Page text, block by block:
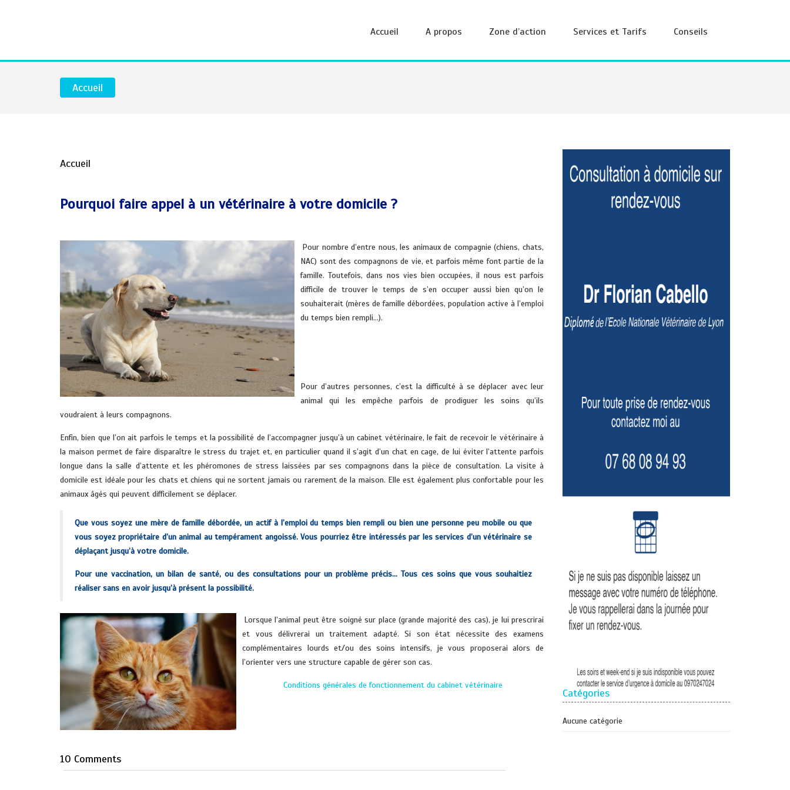
Accueil A propos Zone d’action Services et Tarifs Conseils
Accueil
Accueil
Pourquoi faire appel à un vétérinaire à votre domicile ?
Pour nombre d’entre nous, les animaux de compagnie (chiens, chats,
NAC) sont des compagnons de vie, et parfois même font partie de la
famille. Toutefois, dans nos vies bien occupées, il nous est parfois
difficile de trouver le temps de s’en occuper aussi bien qu’on le
souhaiterait (mères de famille débordées, population active à l’emploi
du temps bien rempli…).
Pour d’autres personnes, c’est la difficulté à se déplacer avec leur
animal qui les empêche parfois de prodiguer les soins qu’ils
voudraient à leurs compagnons.
Enfin, bien que l’on ait parfois le temps et la possibilité de l’accompagner jusqu’à un cabinet vétérinaire, le fait de recevoir le vétérinaire à
la maison permet de faire disparaître le stress du trajet et, en particulier quand il s’agit d’un chat en cage, de lui éviter l’attente parfois
longue dans la salle d’attente et les phéromones de stress laissées par ses compagnons dans la pièce de consultation. La visite à
domicile est idéale pour les chats et chiens qui ne sortent jamais ou rarement de la maison. Elle est également plus confortable pour les
animaux âgés qui peuvent difficilement se déplacer.
Que vous soyez une mère de famille débordée, un actif à l’emploi du temps bien rempli ou bien une personne peu mobile ou que
vous soyez propriétaire d’un animal au tempérament angoissé. Vous pourriez être intéressés par les services d’un vétérinaire se
déplaçant jusqu’à votre domicile.
Pour une vaccination, un bilan de santé, ou des consultations pour un problème précis…Tous ces soins que vous souhaitiez
réaliser sans en avoir jusqu’à présent la possibilité.
Lorsque l’animal peut être soigné sur place (grande majorité des cas), je lui prescrirai
et vous délivrerai un traitement adapté. Si son état nécessite des examens
complémentaires lourds et/ou des soins intensifs, je vous proposerai alors de
l’orienter vers une structure capable de gérer son cas.
Conditions générales de fonctionnement du cabinet vétérinaire
10 Comments
Catégories
Aucune catégorie